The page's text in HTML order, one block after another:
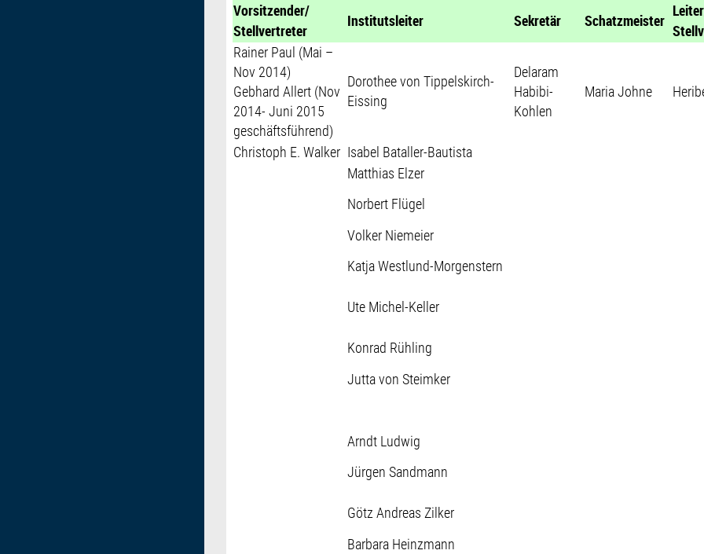
Vorsitzender/
Stellvertreter
Institutsleiter Sekretär Schatzmeister
Rainer Paul (Mai –
Nov 2014)
Gebhard Allert (Nov
2014- Juni 2015
geschäftsführend)
Dorothee von Tippelskirch-
Eissing
Delaram
Habibi-
Kohlen
Maria Johne
Christoph E. Walker Isabel Bataller-Bautista
Matthias Elzer
Norbert Flügel
Volker Niemeier
Katja Westlund-Morgenstern
Ute Michel-Keller
Konrad Rühling
Jutta von Steimker
Arndt Ludwig
Jürgen Sandmann
Götz Andreas Zilker
Barbara Heinzmann